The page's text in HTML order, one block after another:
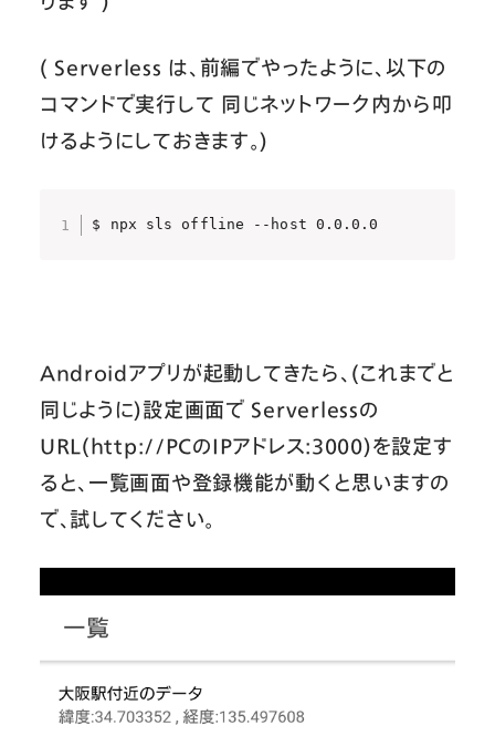
( Serverless は、前編でやったように、以下の
コマンドで実行して 同じネットワーク内から叩
けるようにしておきます。)
$ npx sls offline --host 0.0.0.0
Androidアプリが起動してきたら、(これまでと
同じように)設定画面で Serverlessの
URL(http://PCのIPアドレス:3000)を設定す
ると、一覧画面や登録機能が動くと思いますの
で、試してください。